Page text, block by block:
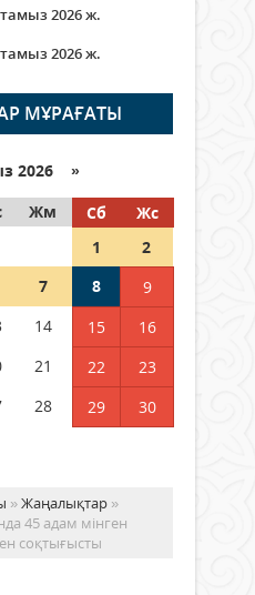
ҚАЛАЙ
263
144
дауыс бере
2026 ж.
2026 ж.
МҰРАҒАТЫ
2026 »
Жм Сб
Жс
1
2
7 8
9
14 15
16
21 22
23
28 29
30
»Жаңалықтар »
45 адам мінген
соқтығысты